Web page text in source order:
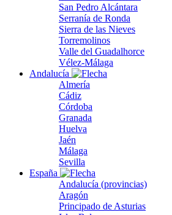
San Pedro Alcántara
Serranía de Ronda
Sierra de las Nieves
Torremolinos
Valle del Guadalhorce
Vélez-Málaga
Andalucía
Almería
Cádiz
Córdoba
Granada
Huelva
Jaén
Málaga
Sevilla
España
Andalucía (provincias)
Aragón
Principado de Asturias